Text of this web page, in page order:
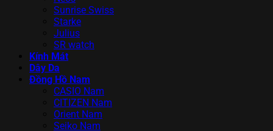
Sunrise Swiss
Starke
Julius
SR watch
Kính Mát
Dây Da
Đồng Hồ Nam
CASIO Nam
CITIZEN Nam
Orient Nam
Seiko Nam